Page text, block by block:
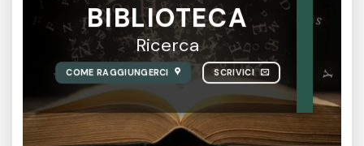
BIBLIOTECA
Ricerca
COME RAGGIUNGERCI SCRIVICI